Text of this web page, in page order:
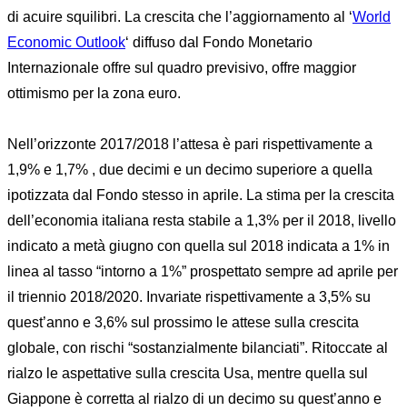
di acuire squilibri. La crescita che l’aggiornamento al ‘World
Economic Outlook‘ diffuso dal Fondo Monetario
Internazionale offre sul quadro previsivo, offre maggior
ottimismo per la zona euro.
Nell’orizzonte 2017/2018 l’attesa è pari rispettivamente a
1,9% e 1,7% , due decimi e un decimo superiore a quella
ipotizzata dal Fondo stesso in aprile. La stima per la crescita
dell’economia italiana resta stabile a 1,3% per il 2018, livello
indicato a metà giugno con quella sul 2018 indicata a 1% in
linea al tasso “intorno a 1%” prospettato sempre ad aprile per
il triennio 2018/2020. Invariate rispettivamente a 3,5% su
quest’anno e 3,6% sul prossimo le attese sulla crescita
globale, con rischi “sostanzialmente bilanciati”. Ritoccate al
rialzo le aspettative sulla crescita Usa, mentre quella sul
Giappone è corretta al rialzo di un decimo su quest’anno e